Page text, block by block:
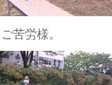
苦労様。